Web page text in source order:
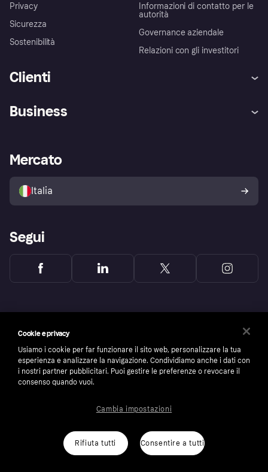
Privacy
Sicurezza
Sostenibilità
Informazioni di contatto per le
autorità
Governance aziendale
Relazioni con gli investitori
Clienti
Esplora i negozi
Politica di protezione
dell'acquirente Klarna
Business
Accesso aziende
Mercato
Italia
Segui
number: 556737-0431
Cookies Klarna.com
Cookie e privacy
Usiamo i cookie per far funzionare il sito web, personalizzare la tua
esperienza e analizzare la navigazione. Condividiamo anche i dati con
i nostri partner pubblicitari. Puoi gestire le preferenze o revocare il
consenso quando vuoi.
Rifiuta tutti Consentire a tutti
Cambia impostazioni